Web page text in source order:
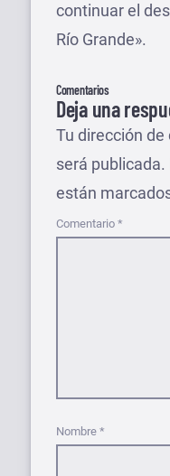
continuar el
Río Grande».
Comentarios
Deja una
Tu dirección
será publicada.
están
Comentario *
Nombre *